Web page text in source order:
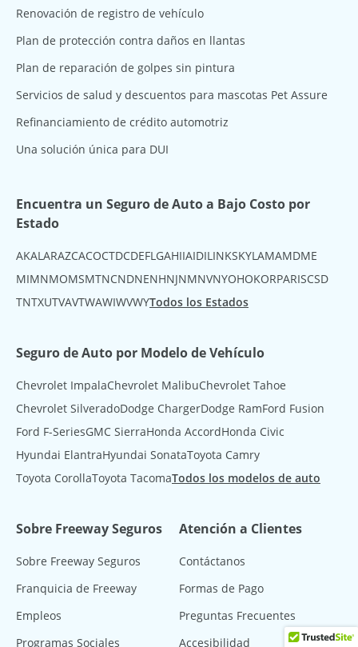
Renovación de registro de vehículo
Plan de protección contra daños en llantas
Plan de reparación de golpes sin pintura
Servicios de salud y descuentos para mascotas Pet Assure
Refinanciamiento de crédito automotriz
Una solución única para DUI
Encuentra un Seguro de Auto a Bajo Costo por
Estado
AKALARAZCACOCTDCDEFLGAHIIAIDILINKSKYLAMAMDME
MIMNMOMSMTNCNDNENHNJNMNVNYOHOKORPARISCSD
TNTXUTVAVTWAWIWVWYTodos los Estados
Seguro de Auto por Modelo de Vehículo
Chevrolet ImpalaChevrolet MalibuChevrolet Tahoe
Chevrolet SilveradoDodge ChargerDodge RamFord Fusion
Ford F-SeriesGMC SierraHonda AccordHonda Civic
Hyundai ElantraHyundai SonataToyota Camry
Toyota CorollaToyota TacomaTodos los modelos de auto
Sobre Freeway Seguros
Sobre Freeway Seguros
Franquicia de Freeway
Empleos
Programas Sociales
Atención a Clientes
Contáctanos
Formas de Pago
Preguntas Frecuentes
Accesibilidad